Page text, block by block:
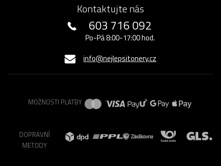
Kontaktujte nás
603 716 092
Po-Pá 8:00-17:00 hod.
info@nejlepsitonery.cz
MOŽNOSTI PLATBY
DOPRAVNÍ
METODY